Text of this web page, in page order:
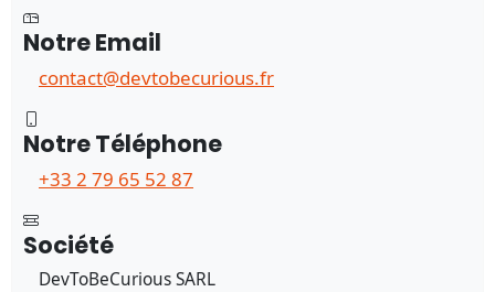
Notre Email
contact@devtobecurious.fr
Notre Téléphone
+33 2 79 65 52 87
Société
DevToBeCurious SARL